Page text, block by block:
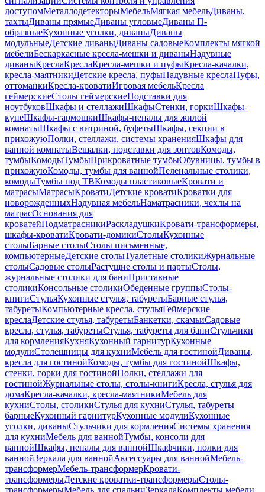
доступомМеталлодетекторыМебельМягкая мебельДиваны,
тахтыДиваны прямыеДиваны угловыеДиваны П-
образныеКухонные уголки, диваныДиваны
модульныеДетские диваныДиваны садовыеКомплекты мягкой
мебелиБескаркасные кресла-мешки и диваныНадувные
диваныКреслаКреслаКресла-мешки и пуфыКресла-качалки,
кресла-маятникиДетские кресла, пуфыНадувные креслаПуфы,
оттоманкиКресла-кроватиИгровая мебельКресла
геймерскиеСтолы геймерскиеПодставки для
ноутбуковШкафы и стеллажиШкафыСтенки, горкиШкафы-
купеШкафы-гармошкиШкафы-пеналы для жилой
комнатыШкафы с витриной, буфетыШкафы, секции в
прихожуюПолки, стеллажи, системы храненияШкафы для
ванной комнатыВешалки, подставки для зонтовКомоды,
тумбыКомодыТумбыПрикроватные тумбыОбувницы, тумбы в
прихожуюКомоды, тумбы для ваннойПеленальные столики,
комодыТумбы под ТВКомоды пластиковыеКровати и
матрасыМатрасыКроватиДетские кроватиКроватки для
новорожденныхНадувная мебельНаматрасники, чехлы на
матрасОснования для
кроватейПодматрасникиРаскладушкиКровати-трансформеры,
шкафы-кроватиКровати-домикиСтолыКухонные
столыБарные столыСтолы письменные,
компьютерныеДетские столыТуалетные столикиЖурнальные
столыСадовые столыРастущие столы и партыСтолы,
журнальные столики для баниПриставные
столикиКонсольные столикиОбеденные группыСтолы-
книгиСтульяКухонные стулья, табуретыБарные стулья,
табуретыКомпьютерные кресла, стульяГеймерские
креслаДетские стулья, табуретыБанкетки, скамьиСадовые
кресла, стулья, табуретыСтулья, табуреты для баниСтульчики
для кормленияКухняКухонный гарнитурКухонные
модулиСтолешницы для кухниМебель для гостинойДиваны,
кресла для гостинойКомоды, тумбы для гостинойШкафы,
стенки, горки для гостинойПолки, стеллажи для
гостинойЖурнальные столы, столы-книгиКресла, стулья для
домаКресла-качалки, кресла-маятникиМебель для
кухниСтолы, столикиСтулья для кухниСтулья, табуреты
барныеКухонный гарнитурКухонные модулиКухонные
уголки, диваныСтульчики для кормленияСистемы хранения
для кухниМебель для ваннойТумбы, консоли для
ваннойШкафы, пеналы для ваннойШкафчики, полки для
ваннойЗеркала для ваннойАксессуары для ваннойМебель-
трансформерМебель-трансформерКровати-
трансформерыДетские кроватки-трансформерыСтолы-
трансформерыМебель для спальниЗеркалаКомплекты мебели